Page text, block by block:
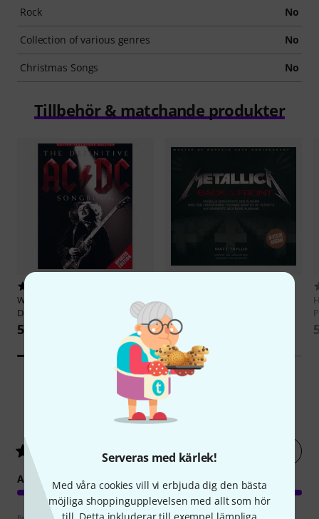
Serveras med kärlek!
Med våra cookies vill vi erbjuda dig den bästa
möjliga shoppingupplevelsen med allt som hör
till. Detta inkluderar till exempel lämpliga
Rock No
Collection of various genres No
Christmas Songs No
Tillbehör & matchande produkter
Wise Publications
Definitive Songbook
545 kr
Front
622 kr
4Kundbetyg
ARRANGEMANG